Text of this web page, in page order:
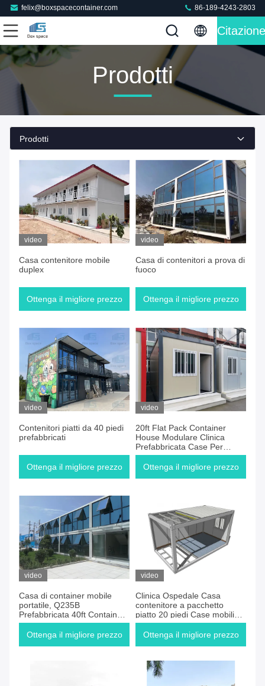
felix@boxspacecontainer.com 86-189-4243-2803
Citazione
Prodotti
Prodotti
video
Casa contenitore mobile
duplex
Ottenga il migliore prezzo
video
Casa di contenitori a prova di
fuoco
Ottenga il migliore prezzo
video
Contenitori piatti da 40 piedi
prefabbricati
Ottenga il migliore prezzo
video
20ft Flat Pack Container
House Modulare Clinica
Prefabbricata Case Per
Medici
Ottenga il migliore prezzo
video
Casa di container mobile
portatile, Q235B
Prefabbricata 40ft Container
di trasporto
Ottenga il migliore prezzo
video
Clinica Ospedale Casa
contenitore a pacchetto
piatto 20 piedi Case mobili
modulari
Ottenga il migliore prezzo